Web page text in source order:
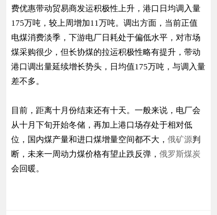
费优惠带动贸易商发运积极性上升，港口日均调入量
175万吨，较上周增加11万吨。调出方面，当前正值
电煤消费淡季，下游电厂日耗处于偏低水平，对市场
煤采购很少，但长协煤的拉运积极性略有提升，带动
港口调出量延续增长势头，日均值175万吨，与调入量
差不多。
目前，距离十月份结束还有十天。一般来说，电厂会
从十月下旬开始冬储，再加上港口场存处于相对低
位，国内煤产量和进口煤增量空间都不大，俄矿源判
断，未来一周动力煤价格有望止跌反弹，俄罗斯煤炭
会回暖。